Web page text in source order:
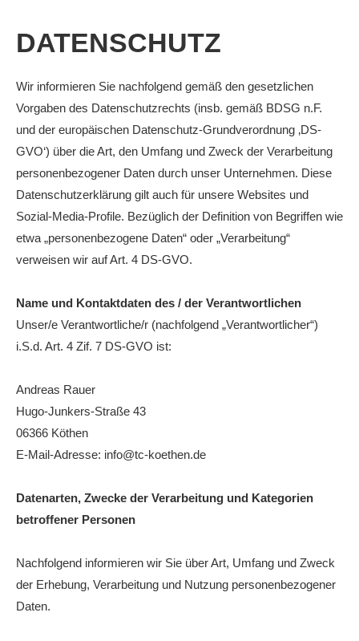
Das Clubhaus
Mitgliedschaft
Downloads
Bespannungsservice
Die Geschichte
Die Sponsoren
Die Fotos
Punktspiele
Punktspiele Wintersaison 2025/2026
Jugend
TRAINING
Trainer
Platz buchen
Kinder- und Jugendtraining
EVENTS & TURNIERE
Anhalt Open Senioren
DATENSCHUTZ
Wir informieren Sie nachfolgend gemäß den gesetzlichen
Vorgaben des Datenschutzrechts (insb. gemäß BDSG n.F.
und der europäischen Datenschutz-Grundverordnung ‚DS-
GVO‘) über die Art, den Umfang und Zweck der Verarbeitung
personenbezogener Daten durch unser Unternehmen. Diese
Datenschutzerklärung gilt auch für unsere Websites und
Sozial-Media-Profile. Bezüglich der Definition von Begriffen wie
etwa „personenbezogene Daten“ oder „Verarbeitung“
verweisen wir auf Art. 4 DS-GVO.
Name und Kontaktdaten des / der Verantwortlichen
Unser/e Verantwortliche/r (nachfolgend „Verantwortlicher“)
i.S.d. Art. 4 Zif. 7 DS-GVO ist:
Andreas Rauer
Hugo-Junkers-Straße 43
06366 Köthen
E-Mail-Adresse: info@tc-koethen.de
Datenarten, Zwecke der Verarbeitung und Kategorien
betroffener Personen
Nachfolgend informieren wir Sie über Art, Umfang und Zweck
der Erhebung, Verarbeitung und Nutzung personenbezogener
Daten.